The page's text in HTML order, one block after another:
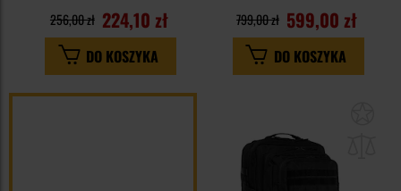
224,10 zł
256,00 zł
DO KOSZYKA
599,00 zł
799,00 zł
DO KOSZYKA